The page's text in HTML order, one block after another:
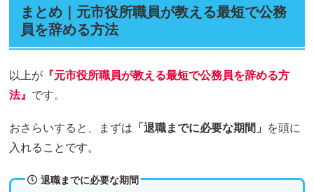
まとめ｜元市役所職員が教える最短で公務
員を辞める方法
以上が 『元市役所職員が教える最短で公務員を辞める方
法』 です。
おさらいすると、まずは 「退職までに必要な期間」 を頭に
入れることです。
退職までに必要な期間